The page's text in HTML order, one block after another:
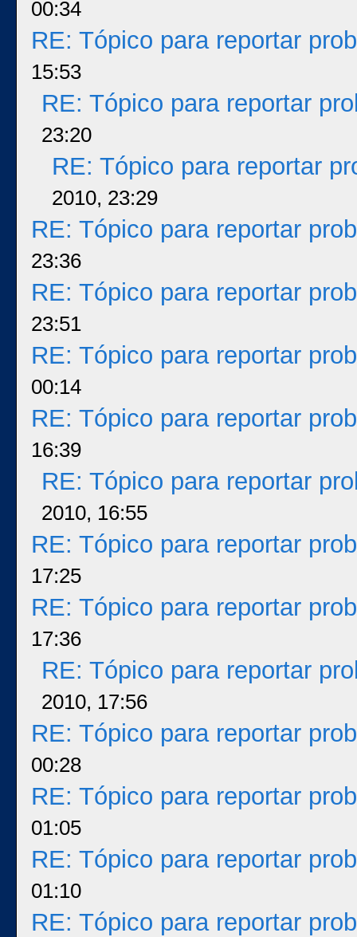
00:34
RE: Tópico para reportar
15:53
RE: Tópico para reportar
23:20
RE: Tópico para reportar
2010, 23:29
RE: Tópico para reportar
23:36
RE: Tópico para reportar
23:51
RE: Tópico para reportar
00:14
RE: Tópico para reportar
16:39
RE: Tópico para reportar
2010, 16:55
RE: Tópico para reportar
17:25
RE: Tópico para reportar
17:36
RE: Tópico para reportar
2010, 17:56
RE: Tópico para reportar
00:28
RE: Tópico para reportar
01:05
RE: Tópico para reportar
01:10
RE: Tópico para reportar